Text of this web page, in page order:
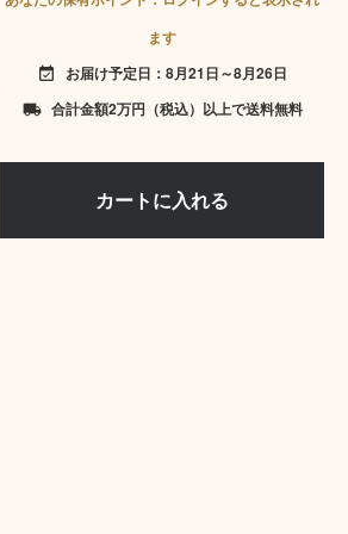
ます
event_available お届け予定日：8月21日～8月26日
local_shipping 合計金額2万円（税込）以上で送料無料